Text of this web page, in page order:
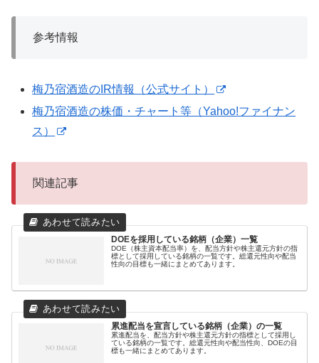
参考情報
梅乃宿酒造のIR情報（公式サイト）
梅乃宿酒造の株価・チャート等（Yahoo!ファイナン
ス）
関連記事
DOEを採用している銘柄（企業）一覧
DOE（株主資本配当率）を、配当方針や株主還元方針の指
標として採用している銘柄の一覧です。総還元性向や配当
性向の目標も一緒にまとめてあります。
累進配当を宣言している銘柄（企業）の一覧
累進配当を、配当方針や株主還元方針の指標として採用し
ている銘柄の一覧です。総還元性向や配当性向、DOEの目
標も一緒にまとめてあります。